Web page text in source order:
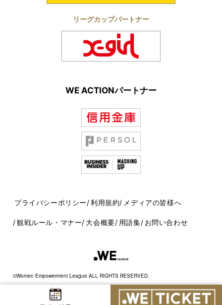
リーグカップパートナー
WE ACTIONパートナー
プライバシーポリシー 利用規約 メディアの皆様へ
観戦ルール・マナー 大会概要 用語集 お問い合わせ
©Women Empowerment League ALL RIGHTS RESERVED.